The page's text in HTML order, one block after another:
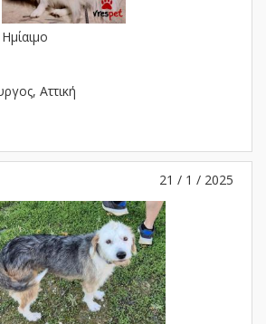
Αττική
21 / 1 / 2025